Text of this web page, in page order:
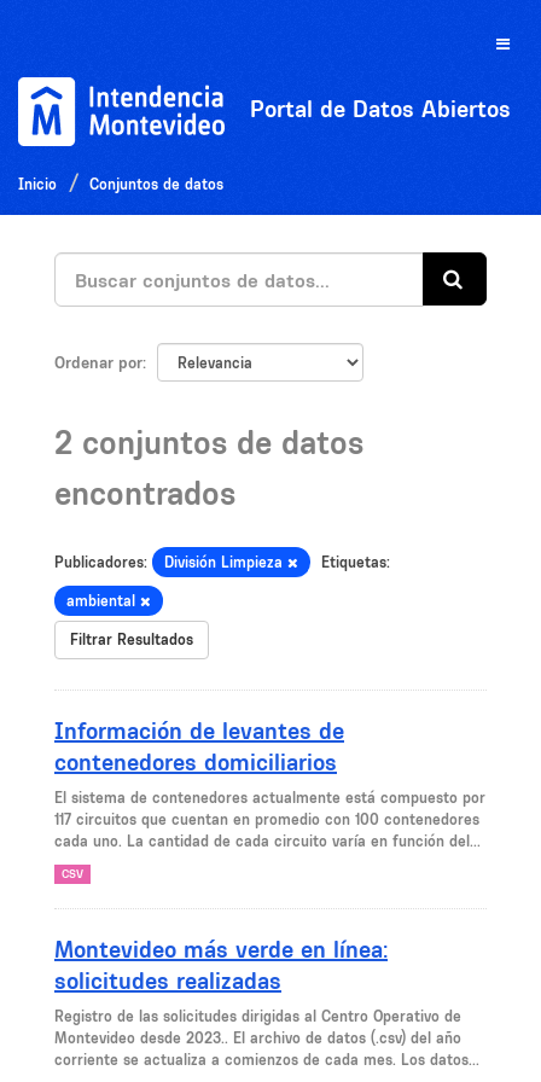
Toggle
Portal de Datos Abiertos
Inicio Conjuntos de datos
Ordenar por
2 conjuntos de datos
encontrados
Publicadores: División Limpieza Etiquetas:
ambiental
Filtrar Resultados
Información de levantes de
contenedores domiciliarios
El sistema de contenedores actualmente está compuesto por
117 circuitos que cuentan en promedio con 100 contenedores
cada uno. La cantidad de cada circuito varía en función del...
CSV
Montevideo más verde en línea:
solicitudes realizadas
Registro de las solicitudes dirigidas al Centro Operativo de
Montevideo desde 2023.. El archivo de datos (.csv) del año
corriente se actualiza a comienzos de cada mes. Los datos...